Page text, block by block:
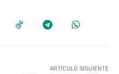
ARTÍCULO SIGUIENTE